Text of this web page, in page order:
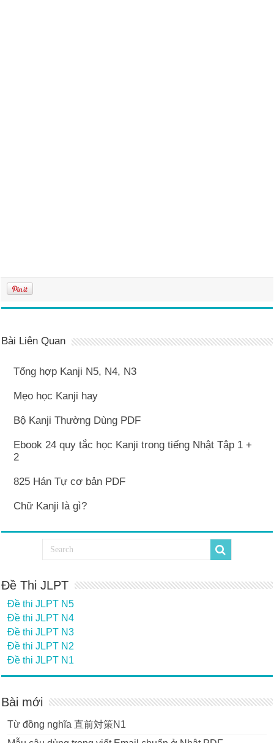
Bài Liên Quan
Tổng hợp Kanji N5, N4, N3
Mẹo học Kanji hay
Bộ Kanji Thường Dùng PDF
Ebook 24 quy tắc học Kanji trong tiếng Nhật Tập 1 +
2
825 Hán Tự cơ bản PDF
Chữ Kanji là gì?
Đề Thi JLPT
Đề thi JLPT N5
Đề thi JLPT N4
Đề thi JLPT N3
Đề thi JLPT N2
Đề thi JLPT N1
Bài mới
Từ đồng nghĩa 直前対策N1